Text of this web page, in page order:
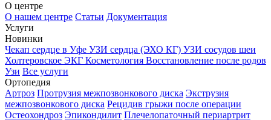
О центре
О нашем центре Статьи Документация
Услуги
Новинки
Чекап сердце в Уфе УЗИ сердца (ЭХО КГ) УЗИ сосудов шеи
Холтеровское ЭКГ Косметология Восстановление после родов
Узи Все услуги
Ортопедия
Артроз Протрузия межпозвонкового диска Экструзия
межпозвонкового диска Рецидив грыжи после операции
Остеохондроз Эпикондилит Плечелопаточный периартрит